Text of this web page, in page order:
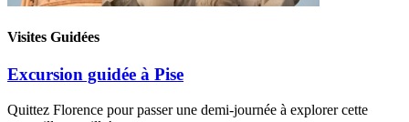
Visites Guidées
Excursion guidée à Pise
Quittez Florence pour passer une demi-journée à explorer cette